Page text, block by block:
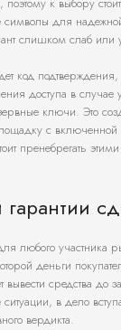
для
слишком слаб или
код
доступа в
ключи. Это
с включенной
пренебрегать
любого участника
деньги
вывести средства
в дело
вердикта.